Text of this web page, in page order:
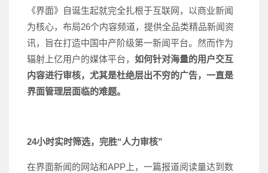
《界面》自诞生起就完全扎根于互联网，以商业新闻
为核心，布局26个内容频道，提供全品类精品新闻资
讯，旨在打造中国中产阶级第一新闻平台。然而作为
辐射上亿用户的媒体平台， 如何针对海量的用户交互
内容进行审核，尤其是杜绝层出不穷的广告，一直是
界面管理层面临的难题。
24小时实时筛选，完胜“人力审核”
在界面新闻的网站和APP上，一篇报道阅读量达到数